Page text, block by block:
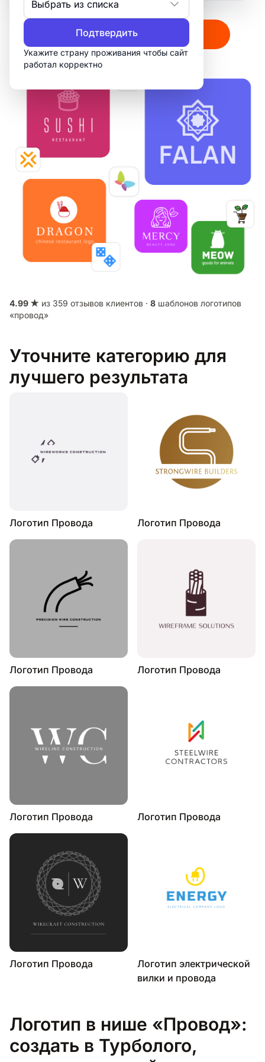
Выбрать из списка
Подтвердить
Укажите страну проживания чтобы сайт
работал корректно
Создать мой логотип
4.99 ★ из 359 отзывов клиентов · 8 шаблонов логотипов
«провод»
Уточните категорию для
лучшего результата
Логотип Провода Логотип Провода
Логотип Провода Логотип Провода
Логотип Провода Логотип Провода
Логотип Провода
Логотип электрической
вилки и провода
Логотип в нише «Провод»:
создать в Турболого,